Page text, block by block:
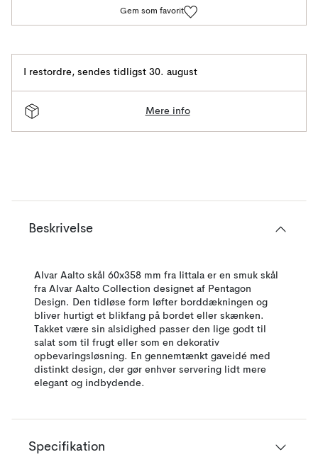
Gem som favorit
I restordre, sendes tidligst 30. august
Mere info
Beskrivelse
Alvar Aalto skål 60x358 mm fra Iittala er en smuk skål
fra Alvar Aalto Collection designet af Pentagon
Design. Den tidløse form løfter borddækningen og
bliver hurtigt et blikfang på bordet eller skænken.
Takket være sin alsidighed passer den lige godt til
salat som til frugt eller som en dekorativ
opbevaringsløsning. En gennemtænkt gaveidé med
distinkt design, der gør enhver servering lidt mere
elegant og indbydende.
Specifikation